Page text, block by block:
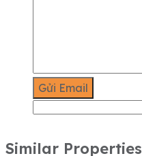
Similar Properties